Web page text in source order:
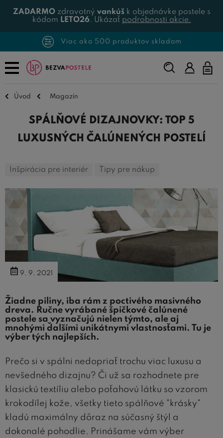
ZADARMOzdravotný vankúšk objednávke postele s
kódom LETO26. Ukázať podrobnosti akcie.
Viac ako 500 produktov skladom
Napíšte,
čo
Úvod Magazín
SPÁLŇOVÉ DIZAJNOVKY: TOP 5
LUXUSNÝCH ČALÚNENÝCH POSTELÍ
Inšpirácia pre interiér Tipy pre nákup
9. 9. 2021
Žiadne piliny, iba rám z poctivého masivného
dreva. Ručne vyrábané špičkové čalúnené
postele sa vyznačujú nielen týmto, ale aj
mnohými ďalšími unikátnymi vlastnosťami. Tu je
výber tých najlepších.
Prečo si v spálni nedopriať trochu viac luxusu a
nevšedného dizajnu? Či už sa rozhodnete pre
klasickú textíliu alebo poťahovú látku so vzorom
krokodílej kože, všetky tieto spálňové "krásky"
kladú maximálny dôraz na súčasný štýl a
dokonalé pohodlie. Prinášame vám výber